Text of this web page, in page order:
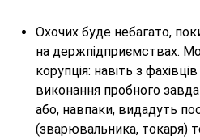
Охочих буде небагато,
на держпідприємствах.
корупція: навіть з
виконання пробного
або, навпаки, видадуть
(зварювальника, токаря)